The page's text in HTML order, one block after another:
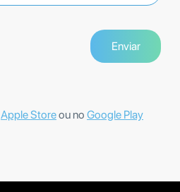
Apple Storeou no Google Play